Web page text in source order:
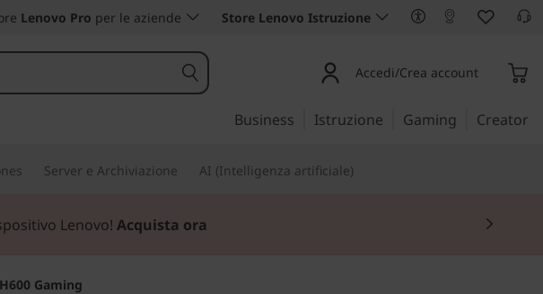
Lenovo Pro per le aziende Store Lenovo Istruzione
Accedi/Crea account
Business Istruzione Gaming Creator
Server e Archiviazione AI (Intelligenza artificiale)
Lenovo! Acquista ora
Gaming